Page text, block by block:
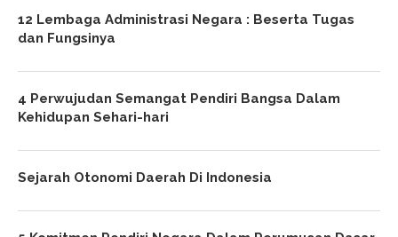
12 Lembaga Administrasi Negara : Beserta Tugas
dan Fungsinya
4 Perwujudan Semangat Pendiri Bangsa Dalam
Kehidupan Sehari-hari
Sejarah Otonomi Daerah Di Indonesia